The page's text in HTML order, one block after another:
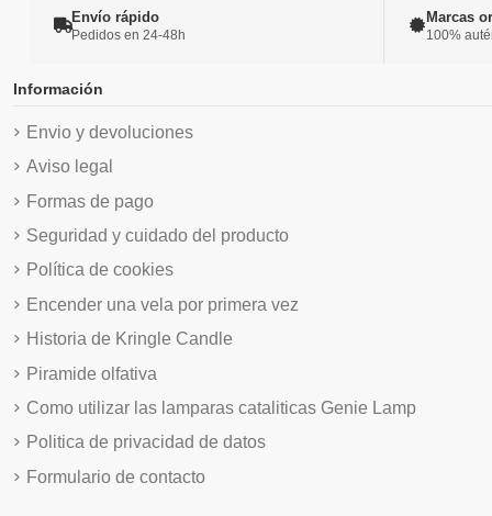
Envío rápido
Pedidos en 24-48h
Marcas
100%
Información
Envio y devoluciones
Aviso legal
Formas de pago
Seguridad y cuidado del producto
Política de cookies
Encender una vela por primera vez
Historia de Kringle Candle
Piramide olfativa
Como utilizar las lamparas cataliticas Genie Lamp
Politica de privacidad de datos
Formulario de contacto